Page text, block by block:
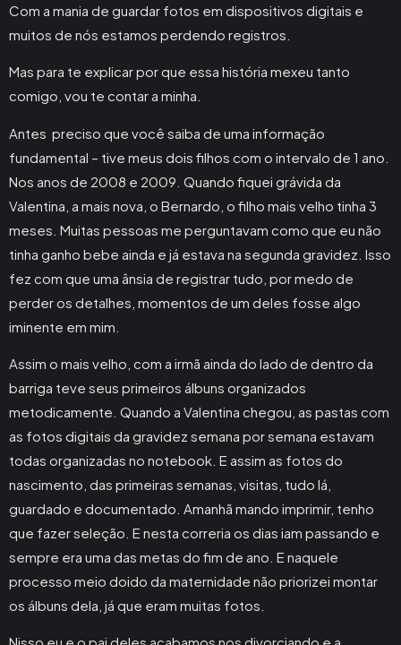
Com a mania de guardar fotos em dispositivos digitais e
muitos de nós estamos perdendo registros.
Mas para te explicar por que essa história mexeu tanto
comigo, vou te contar a minha.
Antes preciso que você saiba de uma informação
fundamental – tive meus dois filhos com o intervalo de 1 ano.
Nos anos de 2008 e 2009. Quando fiquei grávida da
Valentina, a mais nova, o Bernardo, o filho mais velho tinha 3
meses. Muitas pessoas me perguntavam como que eu não
tinha ganho bebe ainda e já estava na segunda gravidez. Isso
fez com que uma ânsia de registrar tudo, por medo de
perder os detalhes, momentos de um deles fosse algo
iminente em mim.
Assim o mais velho, com a irmã ainda do lado de dentro da
barriga teve seus primeiros álbuns organizados
metodicamente. Quando a Valentina chegou, as pastas com
as fotos digitais da gravidez semana por semana estavam
todas organizadas no notebook. E assim as fotos do
nascimento, das primeiras semanas, visitas, tudo lá,
guardado e documentado. Amanhã mando imprimir, tenho
que fazer seleção. E nesta correria os dias iam passando e
sempre era uma das metas do fim de ano. E naquele
processo meio doido da maternidade não priorizei montar
os álbuns dela, já que eram muitas fotos.